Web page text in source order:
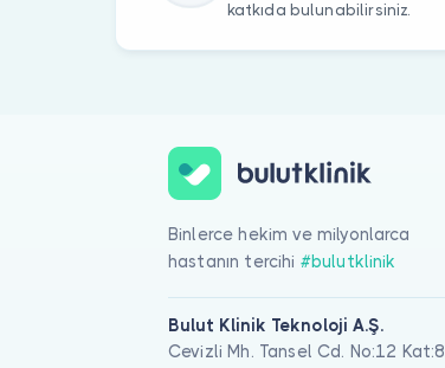
katkıda bulunabilirsiniz.
Binlerce hekim ve milyonlarca
hastanın tercihi #bulutklinik
Bulut Klinik Teknoloji A.Ş.
Cevizli Mh. Tansel Cd. No:12 Kat:8